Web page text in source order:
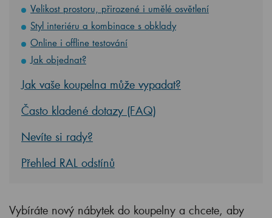
Velikost prostoru, přirozené i umělé osvětlení
Styl interiéru a kombinace s obklady
Online i offline testování
Jak objednat?
Jak vaše koupelna může vypadat?
Často kladené dotazy (FAQ)
Nevíte si rady?
Přehled RAL odstínů
Vybíráte nový nábytek do koupelny a chcete, aby